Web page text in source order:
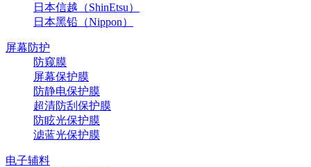
日本信越（ShinEtsu）
日本黑铅（Nippon）
屏幕防护
防窥膜
屏幕保护膜
防静电保护膜
超清防刮保护膜
防眩光保护膜
滤蓝光保护膜
电子辅料